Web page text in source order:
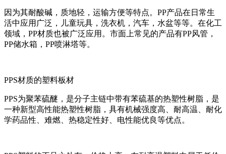
因为其耐酸碱，质地轻，运输方便等特点。PP产品在日常生
活中应用广泛，儿童玩具，洗衣机，汽车，水盆等等。在化工
领域，PP材质也被广泛应用。市面上常见的产品有PP风管，
PP储水箱，PP喷淋塔等。
PPS材质的塑料板材
PPS为聚苯硫醚，是分子主链中带有苯硫基的热塑性树脂，是
一种新型高性能热塑性树脂，具有机械强度高、耐高温、耐化
学药品性、难燃、热稳定性好、电性能优良等优点。